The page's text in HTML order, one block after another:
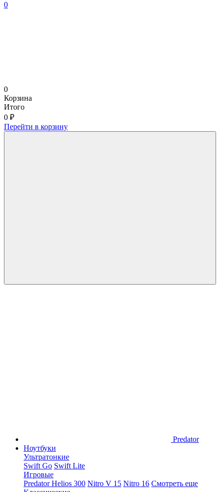
0
0
Корзина
Итого
0 ₽
Перейти в корзину
Predator
Ноутбуки
Ультратонкие
Swift Go Swift Lite
Игровые
Predator Helios 300 Nitro V 15 Nitro 16 Смотреть еще